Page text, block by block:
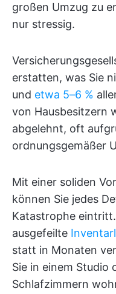
großen Umzug zu
nur stressig.
erstatten, was Sie
und etwa 5–6 %
von Hausbesitzern
abgelehnt, oft
ordnungsgemäßer
Mit einer soliden
können Sie jedes
Katastrophe
ausgefeilte
statt in Monaten
Sie in einem Studio
Schlafzimmern